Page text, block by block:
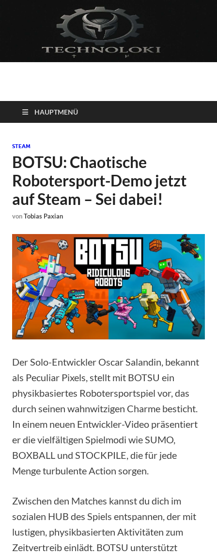
Technoloki: Gaming
und Entertainment
News
Blockbuster, Indie-Perlen und Retro-Klassiker.
HAUPTMENÜ
STEAM
BOTSU: Chaotische
Robotersport-Demo jetzt
auf Steam – Sei dabei!
vonTobias Paxian
Der Solo-Entwickler Oscar Salandin, bekannt
als Peculiar Pixels, stellt mit BOTSU ein
physikbasiertes Robotersportspiel vor, das
durch seinen wahnwitzigen Charme besticht.
In einem neuen Entwickler-Video präsentiert
er die vielfältigen Spielmodi wie SUMO,
BOXBALL und STOCKPILE, die für jede
Menge turbulente Action sorgen.
Zwischen den Matches kannst du dich im
sozialen HUB des Spiels entspannen, der mit
lustigen, physikbasierten Aktivitäten zum
Zeitvertreib einlädt. BOTSU unterstützt